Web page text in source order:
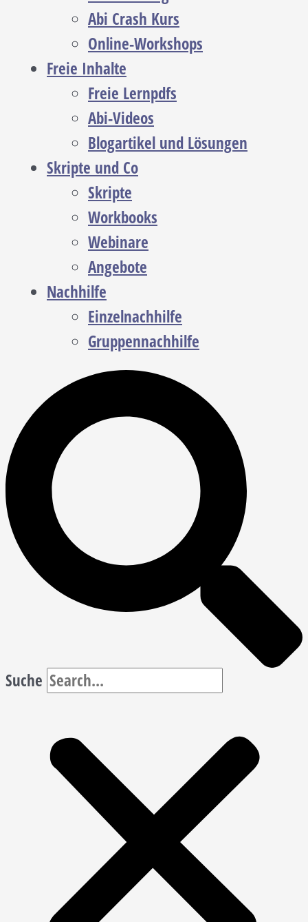
Abi Crash Kurs
Online-Workshops
Freie Inhalte
Freie Lernpdfs
Abi-Videos
Blogartikel und Lösungen
Skripte und Co
Skripte
Workbooks
Webinare
Angebote
Nachhilfe
Einzelnachhilfe
Gruppennachhilfe
Suche